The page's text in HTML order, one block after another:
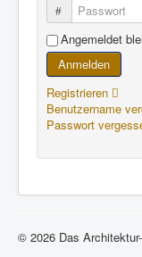
Passwort
Angemeldet
Anmelden
Registrieren
Benutzername
Passwort
© 2026 Das